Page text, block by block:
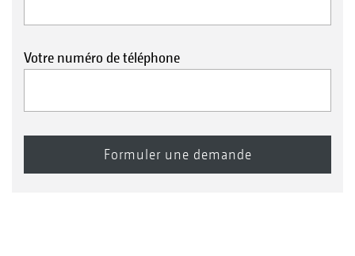
Votre numéro de téléphone